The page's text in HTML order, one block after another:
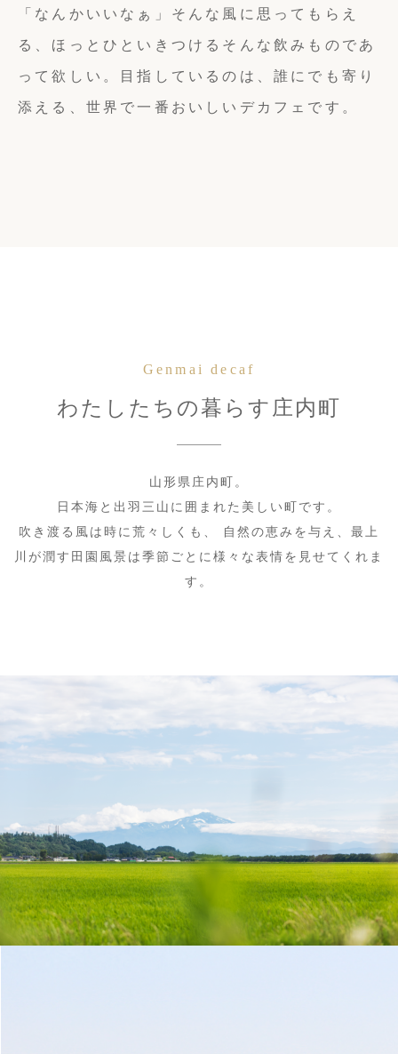
「なんかいいなぁ」そんな風に思ってもらえ
る、ほっとひといきつけるそんな飲みものであ
って欲しい。目指しているのは、誰にでも寄り
添える、世界で一番おいしいデカフェです。
Genmai decaf
わたしたちの暮らす庄内町
山形県庄内町。
日本海と出羽三山に囲まれた美しい町です。
吹き渡る風は時に荒々しくも、 自然の恵みを与え、最上
川が潤す田園風景は季節ごとに様々な表情を見せてくれま
す。